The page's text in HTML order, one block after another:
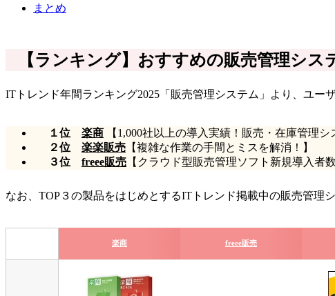
まとめ
【ランキング】おすすめの販売管理シス
ITトレンド年間ランキング2025「販売管理システム」より、ユー
１位 楽商 【1,000社以上の導入実績！販売・在庫管理
２位 楽楽販売 【複雑な作業の手間とミスを解消！】
３位 freee販売 【クラウド型販売管理ソフト新規導入者数
なお、TOP３の製品をはじめとするITトレンド掲載中の販売管
楽商 freee販売